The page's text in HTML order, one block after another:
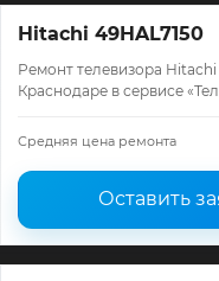
Hitachi 49HAL7150
Ремонт телевизора Hitachi
Краснодаре в сервисе
ремонта, запчасти и
месяцев.
Средняя цена ремонта
Оставить